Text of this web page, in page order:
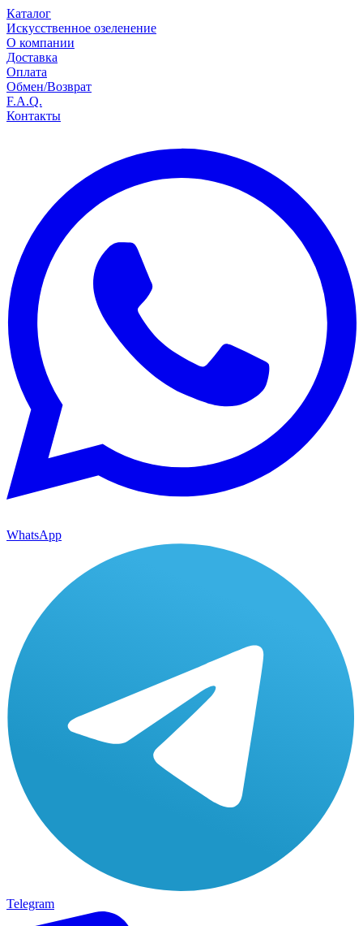
Каталог
Искусственное озеленение
О компании
Доставка
Оплата
Обмен/Возврат
F.A.Q.
Контакты
WhatsApp
Telegram